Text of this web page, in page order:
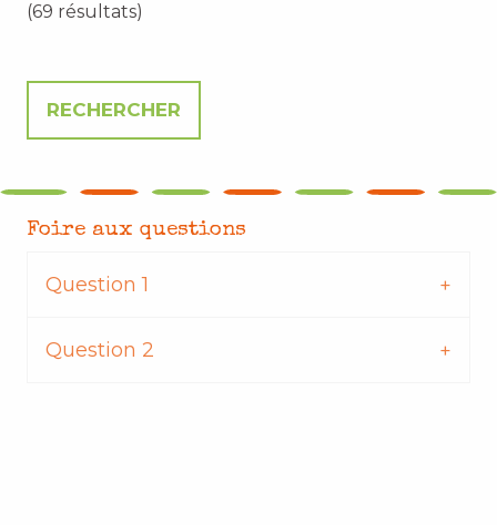
(69 résultats)
Foire aux questions
Question 1
Question 2